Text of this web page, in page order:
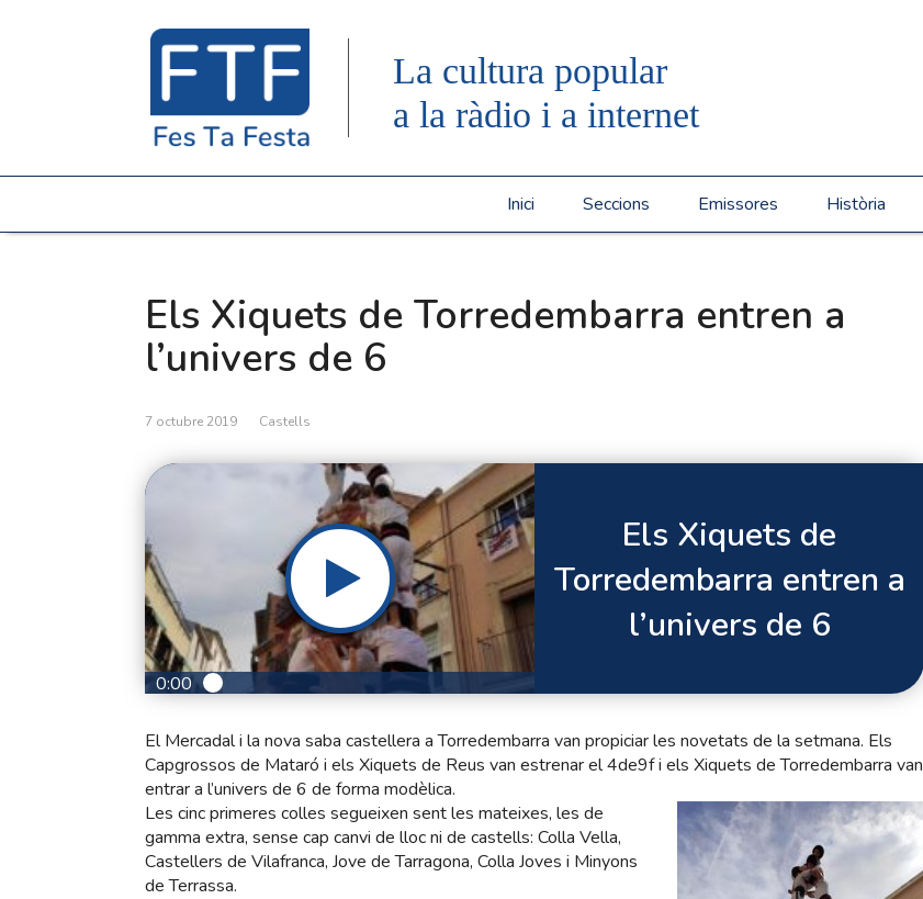
La cultura popular
a la ràdio i a internet
Inici Seccions Emissores Història
Els Xiquets de Torredembarra entren a
l’univers de 6
7 octubre 2019 Castells
0:00
Els Xiquets de
Torredembarra entren a
l’univers de 6
El Mercadal i la nova saba castellera a Torredembarra van propiciar les novetats de la setmana. Els
Capgrossos de Mataró i els Xiquets de Reus van estrenar el 4de9f i els Xiquets de Torredembarra van
entrar a l’univers de 6 de forma modèlica.
Les cinc primeres colles segueixen sent les mateixes, les de
gamma extra, sense cap canvi de lloc ni de castells: Colla Vella,
Castellers de Vilafranca, Jove de Tarragona, Colla Joves i Minyons
de Terrassa.